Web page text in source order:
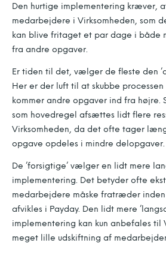
Den hurtige implementering kræver,
medarbejdere i Virksomheden, som
kan blive fritaget et par dage i både
fra andre opgaver.
Er tiden til det, vælger de fleste den
Her er der luft til at skubbe
kommer andre opgaver ind fra højre.
som hovedregel afsættes lidt flere
Virksomheden, da det ofte tager
opgave opdeles i mindre delopgaver.
De ’forsigtige’ vælger en lidt mere
implementering. Det betyder ofte
medarbejdere måske fratræder inden
afvikles i Payday. Den lidt mere
implementering kan kun anbefales til
meget lille udskiftning af